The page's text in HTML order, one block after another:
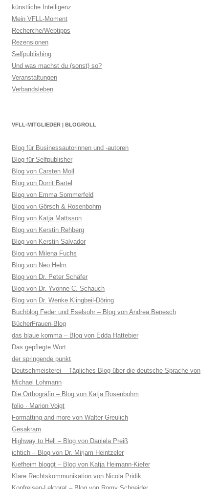
künstliche Intelligenz
Mein VFLL-Moment
Recherche/Webtipps
Rezensionen
Selfpublishing
Und was machst du (sonst) so?
Veranstaltungen
Verbandsleben
VFLL-MITGLIEDER | BLOGROLL
Blog für Businessautorinnen und -autoren
Blog für Selfpublisher
Blog von Carsten Moll
Blog von Dorrit Bartel
Blog von Emma Sommerfeld
Blog von Görsch & Rosenbohm
Blog von Katja Mattsson
Blog von Kerstin Rehberg
Blog von Kerstin Salvador
Blog von Milena Fuchs
Blog von Neo Helm
Blog von Dr. Peter Schäfer
Blog von Dr. Yvonne C. Schauch
Blog von Dr. Wenke Klingbeil-Döring
Buchblog Feder und Eselsohr – Blog von Andrea Benesch
BücherFrauen-Blog
das blaue komma – Blog von Edda Hattebier
Das gepflegte Wort
der springende punkt
Deutschmeisterei – Tägliches Blog über die deutsche Sprache von
Michael Lohmann
Die Orthogräfin – Blog von Katja Rosenbohm
folio · Marion Voigt
Formatting and more von Walter Greulich
Gesakram
Highway to Hell – Blog von Daniela Preiß
ichtich – Blog von Dr. Mirjam Heintzeler
Kiefheim bloggt – Blog von Katja Heimann-Kiefer
Klare Rechtskommunikation von Nicola Pridik